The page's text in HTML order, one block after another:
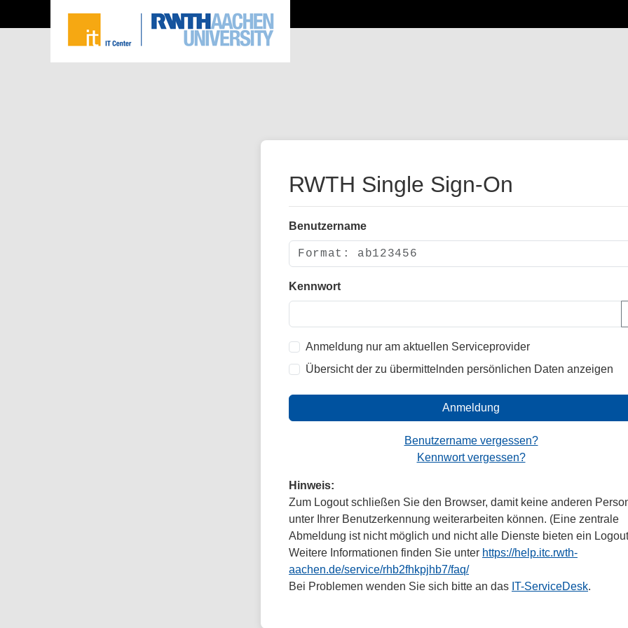
RWTH Single Sign-On
Benutzername
Kennwort
Anmeldung nur am aktuellen Serviceprovider
Übersicht der zu übermittelnden persönlichen Daten anzeigen
Anmeldung
Benutzername vergessen?
Kennwort vergessen?
Hinweis:
Zum Logout schließen Sie den Browser, damit keine anderen
unter Ihrer Benutzerkennung weiterarbeiten können. (Eine zentrale
Abmeldung ist nicht möglich und nicht alle Dienste bieten ein
Weitere Informationen finden Sie unter https://help.itc.rwth-
aachen.de/service/rhb2fhkpjhb7/faq/
Bei Problemen wenden Sie sich bitte an das IT-ServiceDesk.